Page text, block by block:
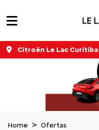
Citroën Le Lac
Home Ofertas